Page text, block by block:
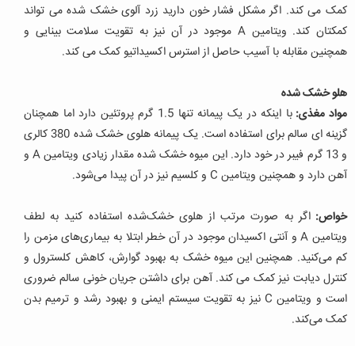
کمک می کند. اگر مشکل فشار خون دارید زرد آلوی خشک شده می تواند
کمکتان کند. ویتامین A موجود در آن نیز به تقویت سلامت بینایی و
همچنین مقابله با آسیب حاصل از استرس اکسیداتیو کمک می کند.
هلو خشک شده
مواد مغذی:
با اینکه در یک پیمانه تنها 1.5 گرم پروتئین دارد اما همچنان
گزینه ای سالم برای استفاده است. یک پیمانه هلوی خشک شده 380 کالری
و 13 گرم فیبر در خود دارد. این میوه خشک شده مقدار زیادی ویتامین A و
آهن دارد و همچنین ویتامین C و کلسیم نیز در آن پیدا می‌شود.
خواص:اگر به صورت مرتب از هلوی خشک‌شده استفاده کنید به لطف
ویتامین A و آنتی اکسیدان موجود در آن خطر ابتلا به بیماری‌های مزمن را
کم می‌کنید. همچنین این میوه خشک به بهبود گوارش، کاهش کلسترول و
کنترل دیابت نیز کمک می کند. آهن برای داشتن جریان خونی سالم ضروری
است و ویتامین C نیز به تقویت سیستم ایمنی و بهبود رشد و ترمیم بدن
کمک می‌کند.